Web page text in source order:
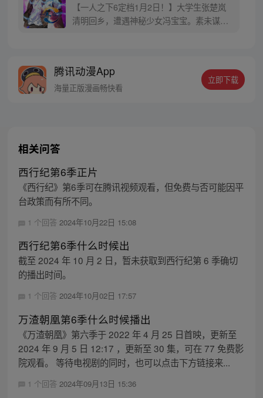
【一人之下6定档1月2日！】大学生张楚岚
清明回乡，遭遇神秘少女冯宝宝。素未谋面
密，张楚岚的生活被彻底颠覆，与冯宝宝一
同踏上“异人”之旅。
腾讯动漫App
海量正版漫画畅快看
立即下载
相关问答
西行纪第6季正片
《西行纪》第6季可在腾讯视频观看，但免费与否可能因平
台政策而有所不同。
1 个回答 2024年10月22日 15:08
西行纪第6季什么时候出
截至 2024 年 10 月 2 日，暂未获取到西行纪第 6 季确切
的播出时间。
1 个回答 2024年10月02日 17:57
万渣朝凰第6季什么时候播出
《万渣朝凰》第六季于 2022 年 4 月 25 日首映，更新至
2024 年 9 月 5 日 12:17 ，更新至 30 集，可在 77 免费影
院观看。 等待电视剧的同时，也可以点击下方链接来...
1 个回答 2024年09月13日 15:36